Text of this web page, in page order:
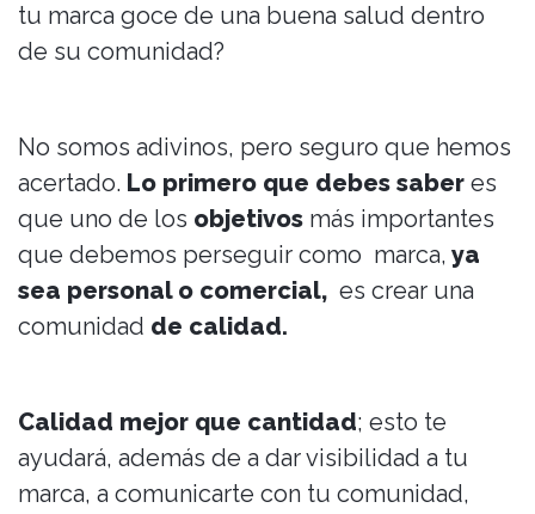
tu marca goce de una buena salud dentro
de su comunidad?
No somos adivinos, pero seguro que hemos
acertado. Lo primero que debes saber es
que uno de los objetivos más importantes
que debemos perseguir como marca, ya
sea personal o comercial, es crear una
comunidad de calidad.
Calidad mejor que cantidad; esto te
ayudará, además de a dar visibilidad a tu
marca, a comunicarte con tu comunidad,